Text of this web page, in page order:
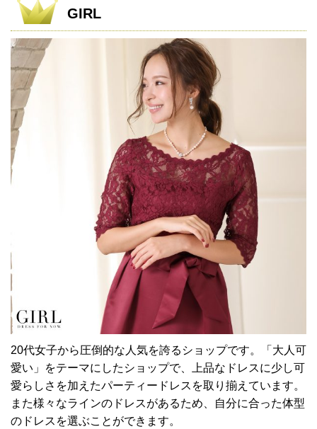
GIRL
20代女子から圧倒的な人気を誇るショップです。「大人可
愛い」をテーマにしたショップで、上品なドレスに少し可
愛らしさを加えたパーティードレスを取り揃えています。
また様々なラインのドレスがあるため、自分に合った体型
のドレスを選ぶことができます。